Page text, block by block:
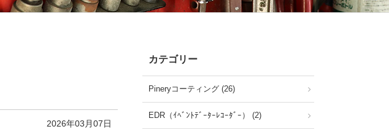
2026年03月07日
カテゴリー
Pineryコーティング (26)
EDR（ｲﾍﾞﾝﾄﾃﾞｰﾀｰﾚｺｰﾀﾞｰ） (2)